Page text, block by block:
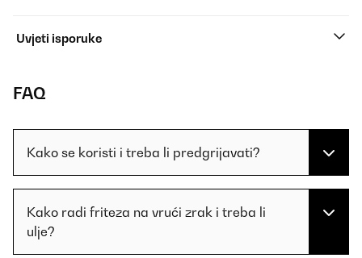
Uvjeti isporuke
FAQ
Kako se koristi i treba li predgrijavati?
Kako radi friteza na vrući zrak i treba li
ulje?